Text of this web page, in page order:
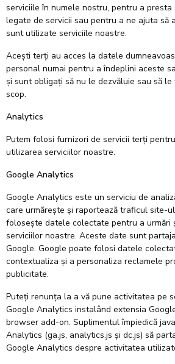
serviciile în numele nostru, pentru a
legate de servicii sau pentru a ne ajuta să
sunt utilizate serviciile noastre.
Acești terți au acces la datele
personal numai pentru a îndeplini aceste
și sunt obligați să nu le dezvăluie sau să
scop.
Analytics
Putem folosi furnizori de servicii terți
utilizarea serviciilor noastre.
Google Analytics
Google Analytics este un serviciu de
care urmărește și raportează traficul site-
folosește datele colectate pentru a urmări
serviciilor noastre. Aceste date sunt
Google. Google poate folosi datele
contextualiza și a personaliza reclamele
publicitate.
Puteți renunța la a vă pune activitatea pe
Google Analytics instalând extensia
browser add-on. Suplimentul împiedică
Analytics (ga.js, analytics.js și dc.js) să
Google Analytics despre activitatea